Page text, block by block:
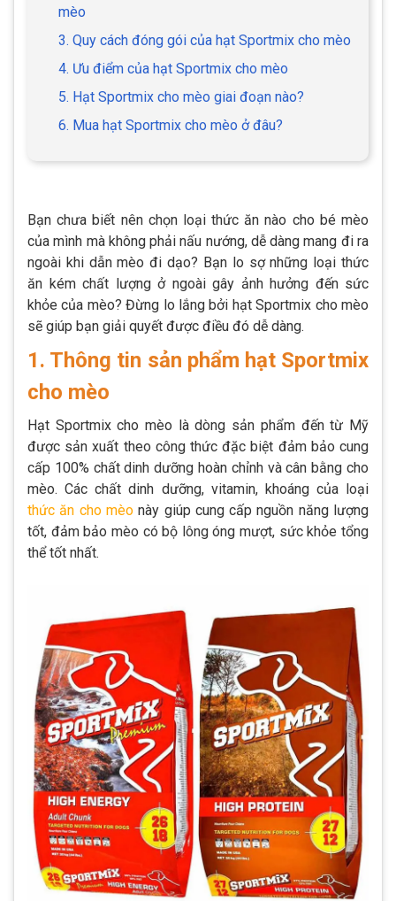
mèo
3. Quy cách đóng gói của hạt Sportmix cho mèo
4. Ưu điểm của hạt Sportmix cho mèo
5. Hạt Sportmix cho mèo giai đoạn nào?
6. Mua hạt Sportmix cho mèo ở đâu?
Bạn chưa biết nên chọn loại thức ăn nào cho bé mèo
của mình mà không phải nấu nướng, dễ dàng mang đi ra
ngoài khi dẫn mèo đi dạo? Bạn lo sợ những loại thức
ăn kém chất lượng ở ngoài gây ảnh hưởng đến sức
khỏe của mèo? Đừng lo lắng bởi hạt Sportmix cho mèo
sẽ giúp bạn giải quyết được điều đó dễ dàng.
1. Thông tin sản phẩm hạt Sportmix
cho mèo
Hạt Sportmix cho mèo là dòng sản phẩm đến từ Mỹ
được sản xuất theo công thức đặc biệt đảm bảo cung
cấp 100% chất dinh dưỡng hoàn chỉnh và cân bằng cho
mèo. Các chất dinh dưỡng, vitamin, khoáng của loại
thức ăn cho mèonày giúp cung cấp nguồn năng lượng
tốt, đảm bảo mèo có bộ lông óng mượt, sức khỏe tổng
thể tốt nhất.